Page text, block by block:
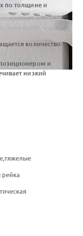
по толщине и
количество
и
низкий